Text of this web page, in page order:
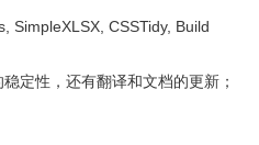
SimpleXLSX, CSSTidy, Build
定性，还有翻译和文档的更新；